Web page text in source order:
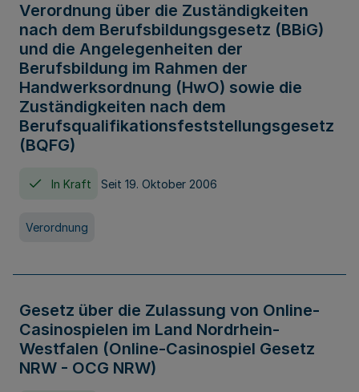
Verordnung über die Zuständigkeiten
nach dem Berufsbildungsgesetz (BBiG)
und die Angelegenheiten der
Berufsbildung im Rahmen der
Handwerksordnung (HwO) sowie die
Zuständigkeiten nach dem
Berufsqualifikationsfeststellungsgesetz
(BQFG)
In Kraft Seit 19. Oktober 2006
Verordnung
Gesetz über die Zulassung von Online-
Casinospielen im Land Nordrhein-
Westfalen (Online-Casinospiel Gesetz
NRW - OCG NRW)